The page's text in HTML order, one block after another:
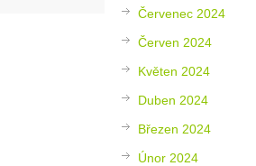
Červenec 2024
Červen 2024
Květen 2024
Duben 2024
Březen 2024
Únor 2024